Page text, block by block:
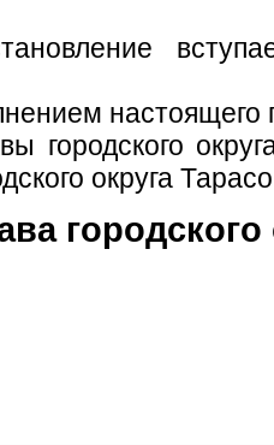
настоящего
городского
округа
городского